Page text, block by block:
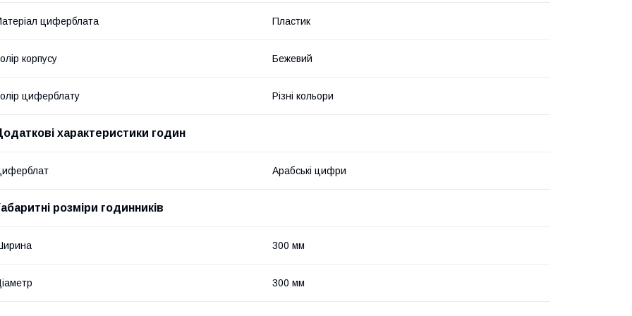
циферблата Пластик
корпусу Бежевий
циферблату Різні кольори
характеристики годин
Арабські цифри
розміри годинників
300 мм
300 мм